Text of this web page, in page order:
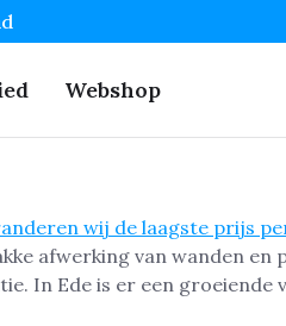
Webshop
afwerking van wanden en
In Ede is er een groeiende